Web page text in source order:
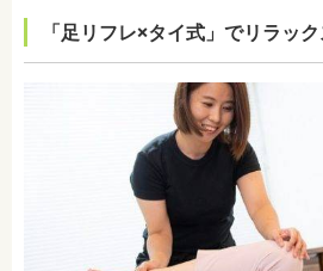
「足リフレ×タイ式」でリラッ